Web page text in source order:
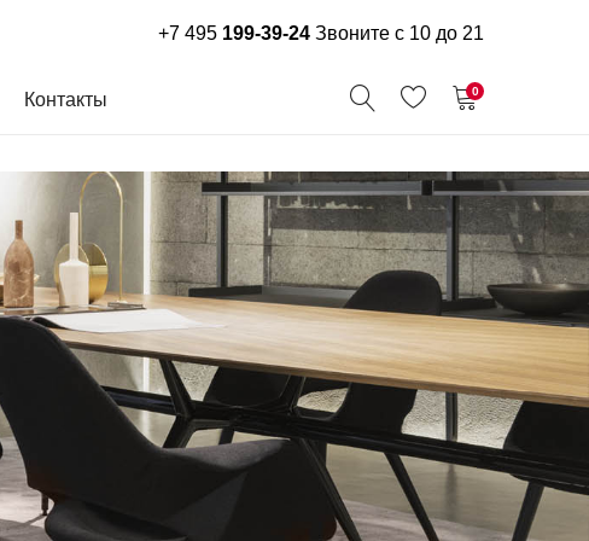
+7 495 199-39-24 Звоните с 10 до 21
Контакты 0